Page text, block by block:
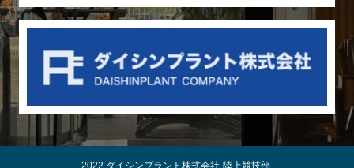
2022 ダイシンプラント株式会社-陸上競技部-